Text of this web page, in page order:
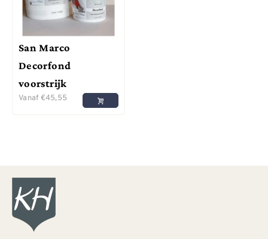
San Marco
Decorfond
voorstrijk
Vanaf €45,55